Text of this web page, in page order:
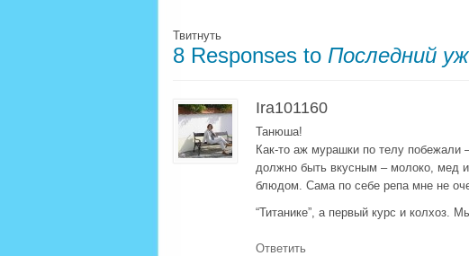
Твитнуть
8 Responses to Последний
Ira101160
Танюша!
Как-то аж мурашки по телу
должно быть вкусным – молоко, мед
блюдом. Сама по себе репа мне не
“Титанике”, а первый курс и колхоз.
Ответить